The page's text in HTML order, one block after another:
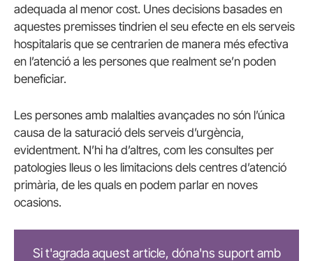
adequada al menor cost. Unes decisions basades en
aquestes premisses tindrien el seu efecte en els serveis
hospitalaris que se centrarien de manera més efectiva
en l’atenció a les persones que realment se’n poden
beneficiar.
Les persones amb malalties avançades no són l’única
causa de la saturació dels serveis d’urgència,
evidentment. N’hi ha d’altres, com les consultes per
patologies lleus o les limitacions dels centres d’atenció
primària, de les quals en podem parlar en noves
ocasions.
Si t'agrada aquest article, dóna'ns suport amb